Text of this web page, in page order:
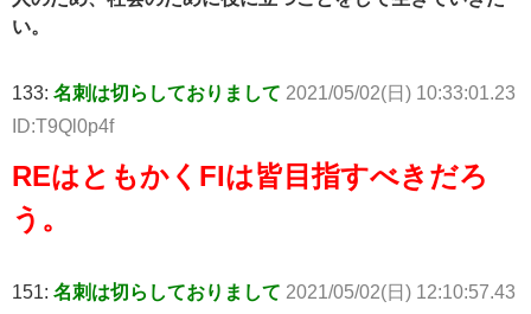
い。
133: 名刺は切らしておりまして 2021/05/02(日) 10:33:01.23
ID:T9Ql0p4f
REはともかくFIは皆目指すべきだろ
う。
151: 名刺は切らしておりまして 2021/05/02(日) 12:10:57.43